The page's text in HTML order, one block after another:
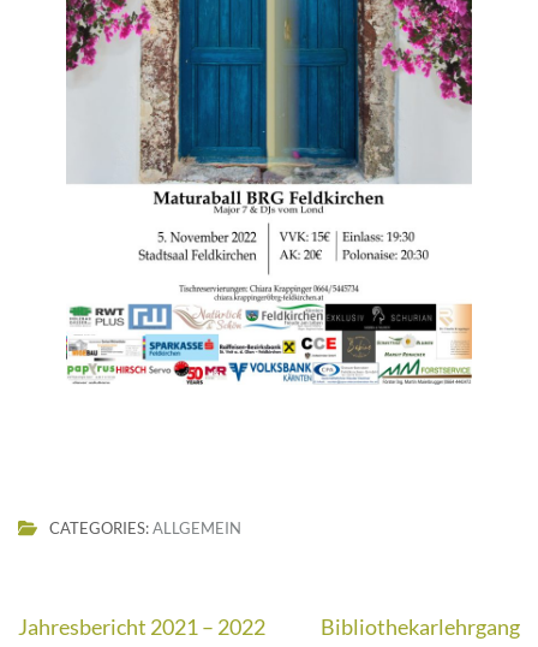
CATEGORIES:ALLGEMEIN
Beitragsnavigation
Jahresbericht 2021 – 2022 Bibliothekarlehrgang